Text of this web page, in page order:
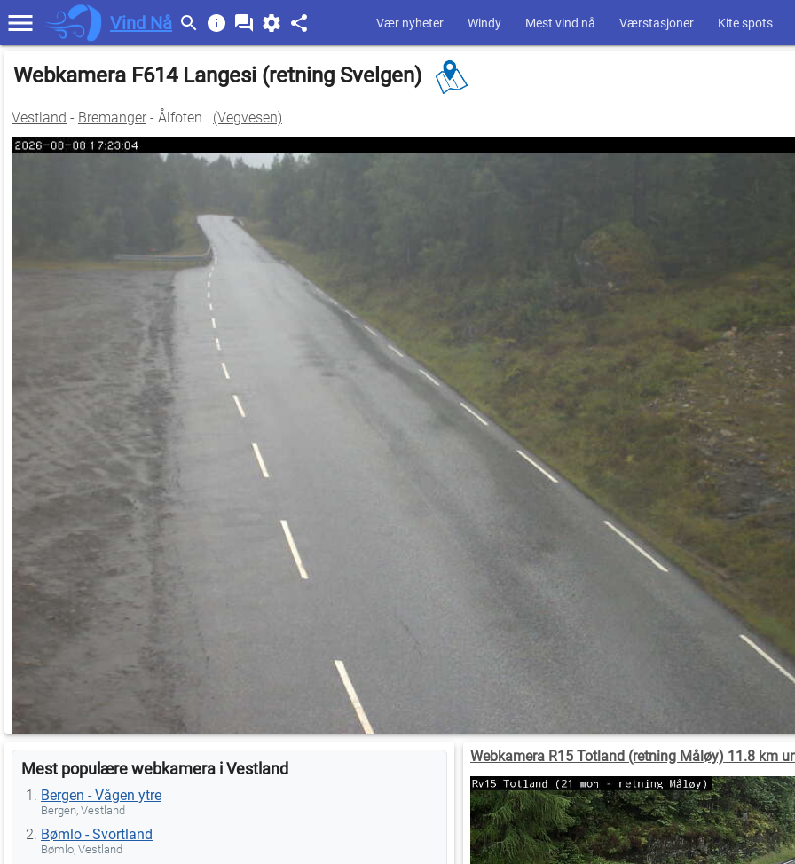
Vind Nå Vær nyheter Windy Mest vind nå Værstasjoner Kite spots
Webkamera F614 Langesi (retning Svelgen)
Vestland - Bremanger - Ålfoten (Vegvesen)
Mest populære webkamera i Vestland
Bergen - Vågen ytre
Bergen, Vestland
Bømlo - Svortland
Bømlo, Vestland
Webkamera R15 Totland (retning Måløy) 11.8 km